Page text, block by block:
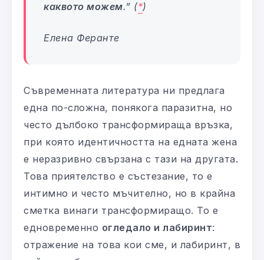
каквото можем.” (*)
Елена Феранте
Съвременната литература ни предлага
една по-сложна, понякога паразитна, но
често дълбоко трансформираща връзка,
при която идентичността на едната жена
е неразривно свързана с тази на другата.
Това приятелство е състезание, то е
интимно и често мъчително, но в крайна
сметка винаги трансформиращо. То е
едновременно огледало и лабиринт:
отражение на това кои сме, и лабиринт, в